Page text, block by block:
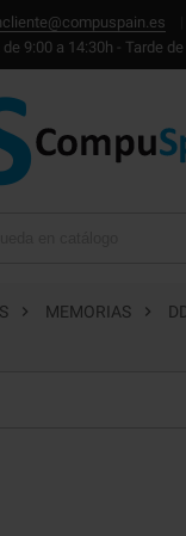
9:00 a 14:30h - Tarde
 MEMORIAS 